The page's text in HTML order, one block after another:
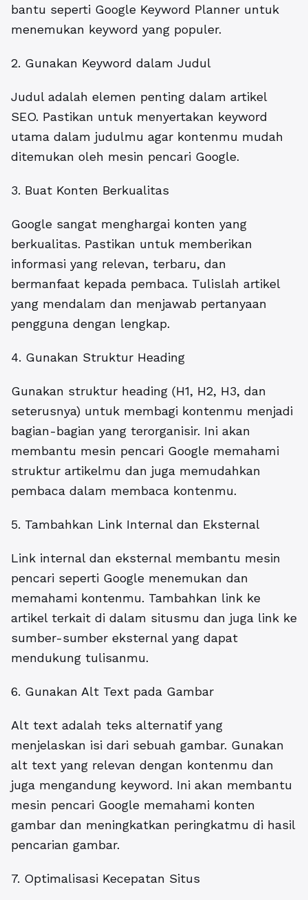
bantu seperti Google Keyword Planner untuk
menemukan keyword yang populer.
2. Gunakan Keyword dalam Judul
Judul adalah elemen penting dalam artikel
SEO. Pastikan untuk menyertakan keyword
utama dalam judulmu agar kontenmu mudah
ditemukan oleh mesin pencari Google.
3. Buat Konten Berkualitas
Google sangat menghargai konten yang
berkualitas. Pastikan untuk memberikan
informasi yang relevan, terbaru, dan
bermanfaat kepada pembaca. Tulislah artikel
yang mendalam dan menjawab pertanyaan
pengguna dengan lengkap.
4. Gunakan Struktur Heading
Gunakan struktur heading (H1, H2, H3, dan
seterusnya) untuk membagi kontenmu menjadi
bagian-bagian yang terorganisir. Ini akan
membantu mesin pencari Google memahami
struktur artikelmu dan juga memudahkan
pembaca dalam membaca kontenmu.
5. Tambahkan Link Internal dan Eksternal
Link internal dan eksternal membantu mesin
pencari seperti Google menemukan dan
memahami kontenmu. Tambahkan link ke
artikel terkait di dalam situsmu dan juga link ke
sumber-sumber eksternal yang dapat
mendukung tulisanmu.
6. Gunakan Alt Text pada Gambar
Alt text adalah teks alternatif yang
menjelaskan isi dari sebuah gambar. Gunakan
alt text yang relevan dengan kontenmu dan
juga mengandung keyword. Ini akan membantu
mesin pencari Google memahami konten
gambar dan meningkatkan peringkatmu di hasil
pencarian gambar.
7. Optimalisasi Kecepatan Situs